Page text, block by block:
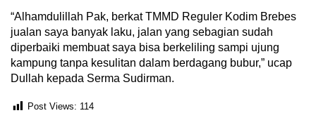
“Alhamdulillah Pak, berkat TMMD Reguler Kodim Brebes
jualan saya banyak laku, jalan yang sebagian sudah
diperbaiki membuat saya bisa berkeliling sampi ujung
kampung tanpa kesulitan dalam berdagang bubur,” ucap
Dullah kepada Serma Sudirman.
Post Views: 114